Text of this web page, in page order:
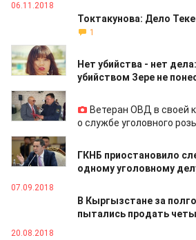
06.11.2018
Токтакунова: Дело
1
15.10.2018
Нет убийства - нет
убийством Зере не
04.10.2018
Ветеран ОВД в своей
о службе уголовного
20.09.2018
ГКНБ приостановило
одному уголовному
07.09.2018
В Кыргызстане за
пытались продать
20.08.2018